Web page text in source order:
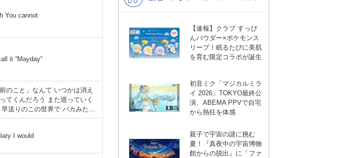
You cannot
it “Mayday”
前のこと」なんて いつかは消え
てくんだろう また巡っていく
送りのこの世界で バカみたい
絆を探して
I would
VTuber ディズニー
【速報】クラブ すっぴ
んパウダー×ポケモンス
リープ！眠るたびに美肌
を育む限定コラボが誕生
初音ミク「マジカルミラ
イ 2026」TOKYO最終公
演、ABEMA PPVで自宅
から熱狂を体感
親子で宇宙の謎に挑む
夏！『真夜中の宇宙博物
館からの脱出』に「ファ